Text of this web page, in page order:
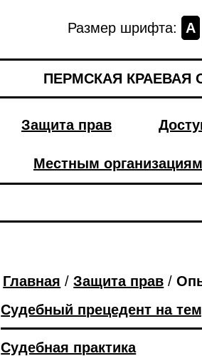
Размер шрифта: A
ПЕРМСКАЯ
Защита прав
Местным организациям
Главная /Защита прав /
Судебный прецедент на
Судебная практика